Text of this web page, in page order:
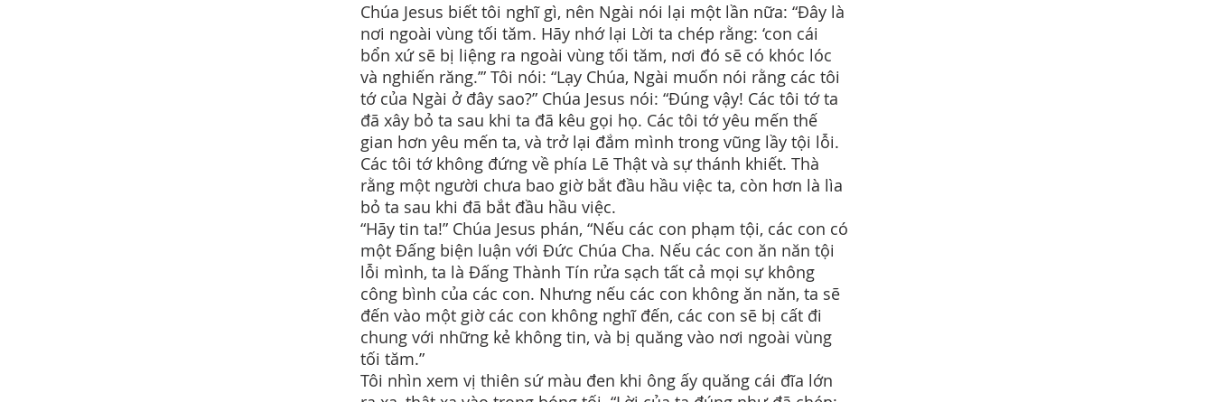
Chúa Jesus biết tôi nghĩ gì, nên Ngài nói lại một lần nữa: “Đây là
nơi ngoài vùng tối tăm. Hãy nhớ lại Lời ta chép rằng: ‘con cái
bổn xứ sẽ bị liệng ra ngoài vùng tối tăm, nơi đó sẽ có khóc lóc
và nghiến răng.’” Tôi nói: “Lạy Chúa, Ngài muốn nói rằng các tôi
tớ của Ngài ở đây sao?” Chúa Jesus nói: “Đúng vậy! Các tôi tớ ta
đã xây bỏ ta sau khi ta đã kêu gọi họ. Các tôi tớ yêu mến thế
gian hơn yêu mến ta, và trở lại đắm mình trong vũng lầy tội lỗi.
Các tôi tớ không đứng về phía Lẽ Thật và sự thánh khiết. Thà
rằng một người chưa bao giờ bắt đầu hầu việc ta, còn hơn là lìa
bỏ ta sau khi đã bắt đầu hầu việc.
“Hãy tin ta!” Chúa Jesus phán, “Nếu các con phạm tội, các con có
một Đấng biện luận với Đức Chúa Cha. Nếu các con ăn năn tội
lỗi mình, ta là Đấng Thành Tín rửa sạch tất cả mọi sự không
công bình của các con. Nhưng nếu các con không ăn năn, ta sẽ
đến vào một giờ các con không nghĩ đến, các con sẽ bị cất đi
chung với những kẻ không tin, và bị quăng vào nơi ngoài vùng
tối tăm.”
Tôi nhìn xem vị thiên sứ màu đen khi ông ấy quăng cái đĩa lớn